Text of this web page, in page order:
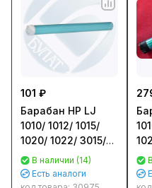
101 ₽
Барабан HP LJ
1010/ 1012/ 1015/
1020/ 1022/ 3015/
3020/ 3030 Лайт
В наличии (14)
Есть аналоги